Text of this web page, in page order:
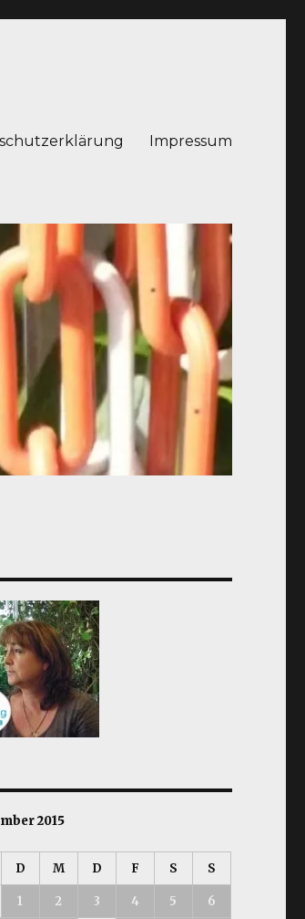
Impressum
2015
D M D F S S
1 2 3 4 5 6